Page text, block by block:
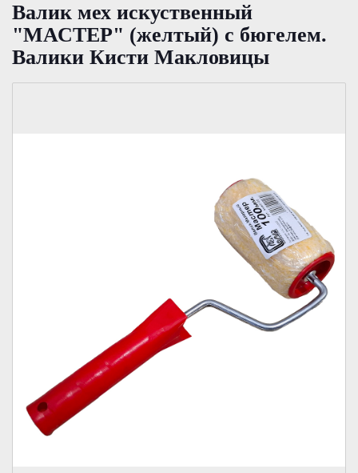
Валик мех искуственный
"МАСТЕР" (желтый) с бюгелем.
Валики Кисти Макловицы